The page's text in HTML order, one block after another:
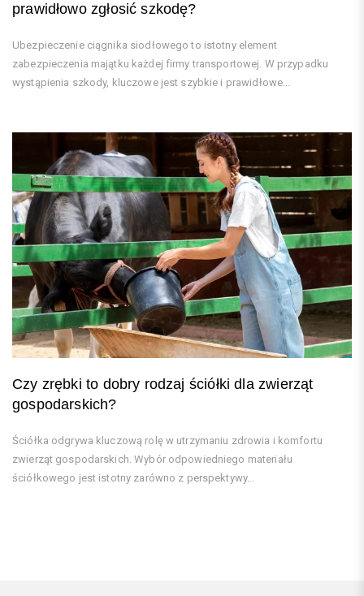
prawidłowo zgłosić szkodę?
Ubezpieczenie ciągnika siodłowego to istotny element
zabezpieczenia majątku każdej firmy transportowej. W przypadku
wystąpienia szkody, kluczowe jest szybkie i prawidłowe...
Czy zrębki to dobry rodzaj ściółki dla zwierząt
gospodarskich?
Ściółka odgrywa kluczową rolę w utrzymaniu zdrowia i komfortu
zwierząt gospodarskich. Wybór odpowiedniego materiału
ściółkowego jest istotny zarówno z perspektywy...